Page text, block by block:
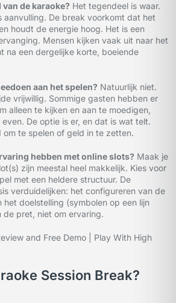
de karaoke? Het tegendeel is waar.
aanvulling. De break voorkomt dat het
houdt de energie hoog. Het is een
Mensen kijken vaak uit naar het
na een dergelijke korte, boeiende
aan het spelen? Natuurlijk niet.
vrijwillig. Sommige gasten hebben er
alleen te kijken en aan te moedigen,
De optie is er, en dat is wat telt.
om te spelen of geld in te zetten.
hebben met online slots? Maak je
zijn meestal heel makkelijk. Kies voor
met een heldere structuur. De
verduidelijken: het configureren van de
doelstelling (symbolen op een lijn
de pret, niet om ervaring.
Session Break?